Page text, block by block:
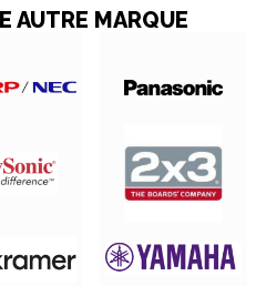
AUTRE MARQUE